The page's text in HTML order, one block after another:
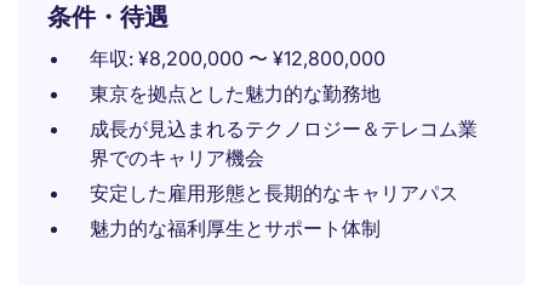
条件・待遇
年収: ¥8,200,000 〜 ¥12,800,000
東京を拠点とした魅力的な勤務地
成長が見込まれるテクノロジー＆テレコム業
界でのキャリア機会
安定した雇用形態と長期的なキャリアパス
魅力的な福利厚生とサポート体制